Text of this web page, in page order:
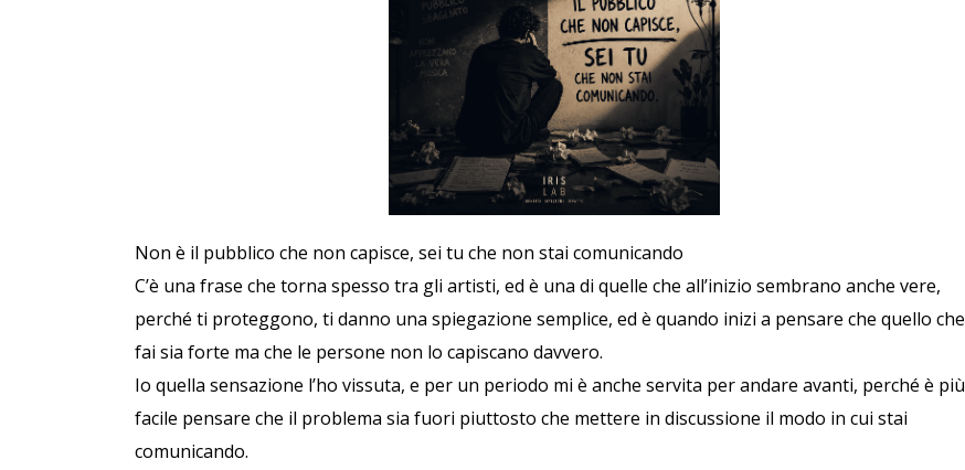
Non è il pubblico che non capisce, sei tu che non stai comunicando
C’è una frase che torna spesso tra gli artisti, ed è una di quelle che all’inizio sembrano anche vere,
perché ti proteggono, ti danno una spiegazione semplice, ed è quando inizi a pensare che quello che
fai sia forte ma che le persone non lo capiscano davvero.
Io quella sensazione l’ho vissuta, e per un periodo mi è anche servita per andare avanti, perché è più
facile pensare che il problema sia fuori piuttosto che mettere in discussione il modo in cui stai
comunicando.